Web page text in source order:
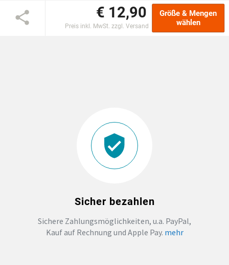
DTF BOGEN
ZAHNARZTPRAXIS
SOCKEN PERSONALISIEREN
FOTOTASSEN UND MEHR
GROSSBESTELLUNG
€ 12,90
Preis inkl. MwSt. zzgl. Versand
Größe & Mengen
wählen
Sicher bezahlen
Sichere Zahlungsmöglichkeiten, u.a. PayPal,
Kauf auf Rechnung und Apple Pay. mehr